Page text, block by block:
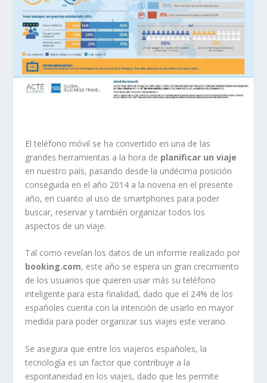
El teléfono móvil se ha convertido en una de las
grandes herramientas a la hora de planificar un viaje
en nuestro país, pasando desde la undécima posición
conseguida en el año 2014 a la novena en el presente
año, en cuanto al uso de smartphones para poder
buscar, reservar y también organizar todos los
aspectos de un viaje.
Tal como revelan los datos de un informe realizado por
booking.com, este año se espera un gran crecimiento
de los usuarios que quieren usar más su teléfono
inteligente para esta finalidad, dado que el 24% de los
españoles cuenta con la intención de usarlo en mayor
medida para poder organizar sus viajes este verano.
Se asegura que entre los viajeros españoles, la
tecnología es un factor que contribuye a la
espontaneidad en los viajes, dado que les permite